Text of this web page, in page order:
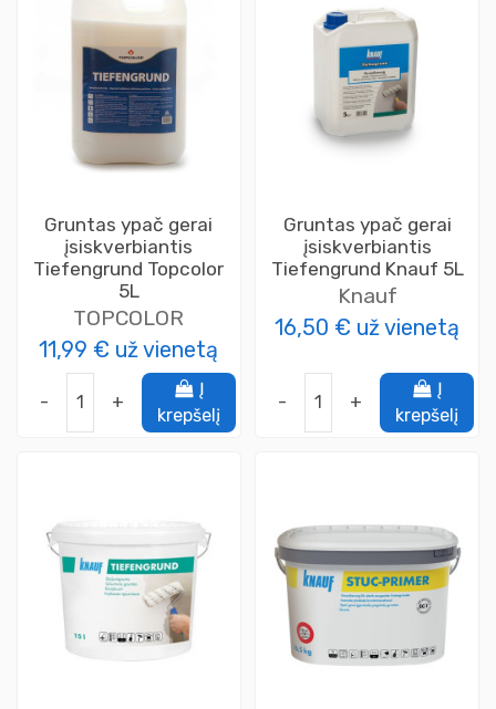
Gruntas ypač gerai
įsiskverbiantis
Tiefengrund Topcolor
5L
TOPCOLOR
11,99 € už vienetą
- +
Į
krepšelį
Gruntas ypač gerai
įsiskverbiantis
Tiefengrund Knauf 5L
Knauf
16,50 € už vienetą
- +
Į
krepšelį